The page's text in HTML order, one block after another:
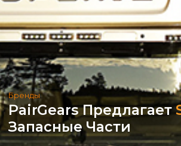
Бренды
PairGears Предлагает
Запасные Части